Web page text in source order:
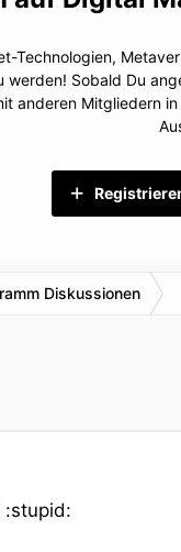
Technologien,
werden! Sobald Du
anderen Mitgliedern
Diskussionen